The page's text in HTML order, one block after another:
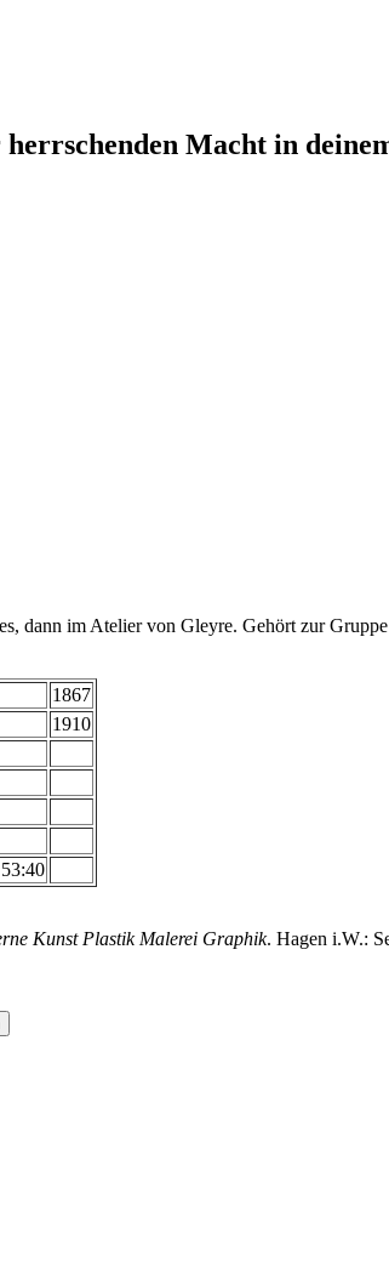
Macht in
dann im Atelier von Gleyre. Gehört zur
1867
1910
Kunst Plastik Malerei Graphik. Hagen i.W.: